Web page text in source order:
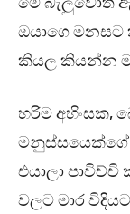
ඔයාගෙ
කියල කියන්න
හරිම අහිංසක,
මනුස්සයෙක්ගේ
එයාලා
වලට මාර